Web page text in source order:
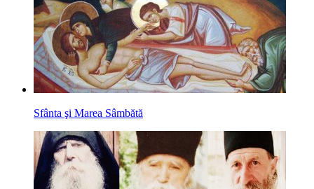
Sfânta şi Marea Sâmbătă